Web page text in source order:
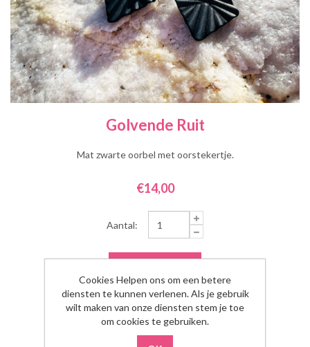
Golvende Ruit
Mat zwarte oorbel met oorstekertje.
€14,00
Aantal:
Cookies Helpen ons om een betere
diensten te kunnen verlenen. Als je gebruik
wilt maken van onze diensten stem je toe
om cookies te gebruiken.